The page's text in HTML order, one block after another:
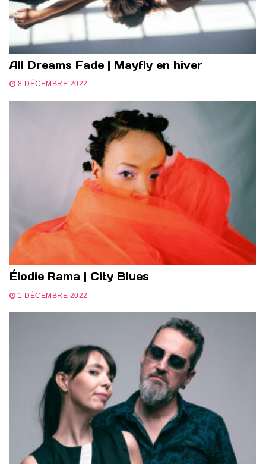
All Dreams Fade | Mayfly en hiver
8 DÉCEMBRE 2022
Élodie Rama | City Blues
1 DÉCEMBRE 2022